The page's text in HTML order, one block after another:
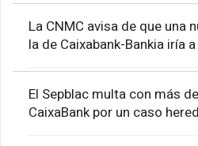
La CNMC avisa de que una
la de Caixabank-Bankia iría
El Sepblac multa con más
CaixaBank por un caso